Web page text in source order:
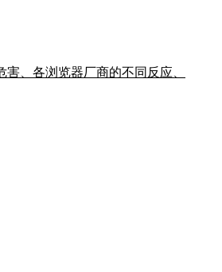
、各浏览器厂商的不同反应、